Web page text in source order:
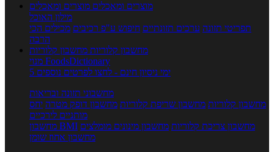
מוצרים ומאכלים מוצרים ומאכלים
מילון האוכל
תפריטי תזונה ערכים תזונתיים חיפוש ע"פ רכיבים מכילים הכי
הרבה
מחשבון קלוריות מחשבון קלוריות
מנוי FoodsDictionary
5 ימי ניסיון חינם - לחצו לפרטים נוספים
מחשבוני תזונה ובריאות
מחשבון קלוריות מחשבון שריפת קלוריות מחשבון דופק מטרה יחס
מותניים לירכיים
מחשבון BMI
מחשבון צריכת קלוריות מחשבון מינונים מומלצים
מחשבון אחוז שומן